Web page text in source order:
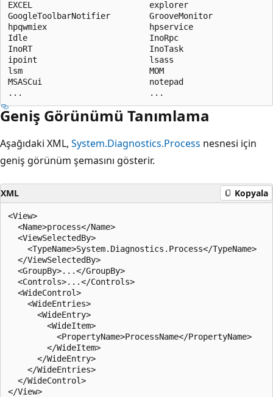
EXCEL                        explorer
GoogleToolbarNotifier        GrooveMonitor
hpqwmiex                     hpservice
Idle                         InoRpc
InoRT                        InoTask
ipoint                       lsass
lsm                          MOM
MSASCui                      notepad
Geniş Görünümü Tanımlama
Aşağıdaki XML, System.Diagnostics.Process nesnesi için
geniş görünüm şemasını gösterir.
XML Kopyala
<View>
  <Name>process</Name>
  <ViewSelectedBy>
    <TypeName>System.Diagnostics.Process</TypeName>
  </ViewSelectedBy>
  <GroupBy>...</GroupBy>
  <Controls>...</Controls>
  <WideControl>
    <WideEntries>
      <WideEntry>
        <WideItem>
          <PropertyName>ProcessName</PropertyName>
        </WideItem>
      </WideEntry>
    </WideEntries>
  </WideControl>
</View>